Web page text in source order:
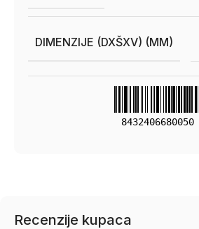
DIMENZIJE (DXŠXV) (MM)
8432406680050
Recenzije kupaca